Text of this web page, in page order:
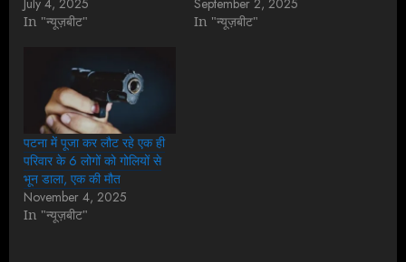
July 4, 2025
In "न्यूज़बीट"
September 2, 2025
In "न्यूज़बीट"
पटना में पूजा कर लौट रहे एक ही
परिवार के 6 लोगों को गोलियों से
भून डाला, एक की मौत
November 4, 2025
In "न्यूज़बीट"